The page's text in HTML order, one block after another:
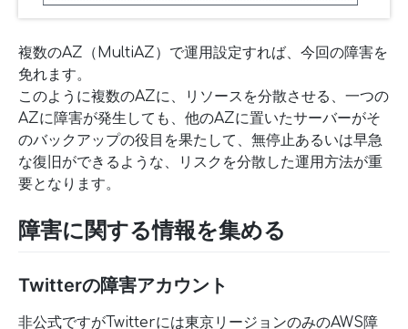
複数のAZ（MultiAZ）で運用設定すれば、今回の障害を
免れます。
このように複数のAZに、リソースを分散させる、一つの
AZに障害が発生しても、他のAZに置いたサーバーがそ
のバックアップの役目を果たして、無停止あるいは早急
な復旧ができるような、リスクを分散した運用方法が重
要となります。
障害に関する情報を集める
Twitterの障害アカウント
非公式ですがTwitterには東京リージョンのみのAWS障